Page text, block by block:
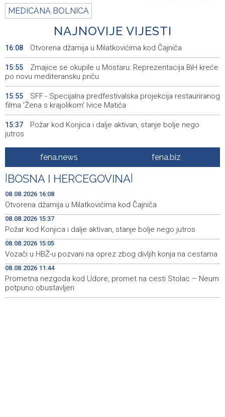
MEDICANA BOLNICA
NAJNOVIJE VIJESTI
16:08 Otvorena džamija u Milatkovićima kod Čajniča
15:55
Zmajice se okupile u Mostaru: Reprezentacija BiH kreće
po novu mediteransku priču
15:55
SFF - Specijalna predfestivalska projekcija restauriranog
filma 'Žena s krajolikom' Ivice Matića
15:37
Požar kod Konjica i dalje aktivan, stanje bolje nego
jutros
Dokumentarac 'Bulevar Ivice Osima' osvojio nagradu na
City Festu u Niškoj Banji
15:09
Konjic ugostio 23 folklorna društva na 26.
Međunarodnom festivalu ‘Konjička sehara’
Vozači u HBŽ-u pozvani na oprez zbog divljih konja na
cestama
14:49
Bh. Muay Thai reprezentacija na Svjetskom prvenstvu u
najbrojnijem sastavu do sada (VIDEO)
14:30
Sutra sunčano, dnevna temperatura od 27 do 33, na
jugu do 39 stepeni
14:23
Sarajevo Film Festival donosi poseban Program za
fena.news fena.biz
BOSNA I HERCEGOVINA
08.08.2026 16:08
Otvorena džamija u Milatkovićima kod Čajniča
08.08.2026 15:37
Požar kod Konjica i dalje aktivan, stanje bolje nego jutros
08.08.2026 15:05
Vozači u HBŽ-u pozvani na oprez zbog divljih konja na cestama
08.08.2026 11:44
Prometna nezgoda kod Udore, promet na cesti Stolac – Neum
potpuno obustavljen